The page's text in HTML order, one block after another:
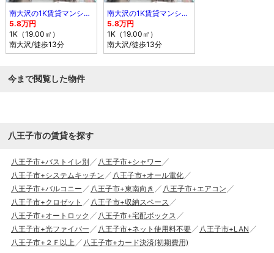
南大沢の1K賃貸マンション
5.8万円
1K（19.00㎡）
南大沢/徒歩13分
南大沢の1K賃貸マンション
5.8万円
1K（19.00㎡）
南大沢/徒歩13分
今まで閲覧した物件
八王子市の賃貸を探す
八王子市+バストイレ別
八王子市+シャワー
八王子市+システムキッチン
八王子市+オール電化
八王子市+バルコニー
八王子市+東南向き
八王子市+エアコン
八王子市+クロゼット
八王子市+収納スペース
八王子市+オートロック
八王子市+宅配ボックス
八王子市+光ファイバー
八王子市+ネット使用料不要
八王子市+LAN
八王子市+２Ｆ以上
八王子市+カード決済(初期費用)